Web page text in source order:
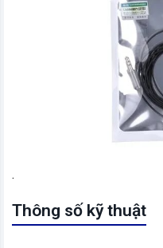
.
Thông số kỹ thuật